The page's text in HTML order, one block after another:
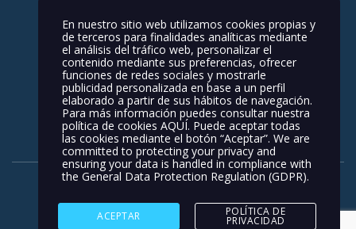
Contacto Nuestros Servicios
Noticias
Política de privacidad
Política de Calidad y Medio Ambiente
Política de Cookies
Aviso Legal
En nuestro sitio web utilizamos cookies propias y
de terceros para finalidades analíticas mediante
el análisis del tráfico web, personalizar el
contenido mediante sus preferencias, ofrecer
funciones de redes sociales y mostrarle
publicidad personalizada en base a un perfil
elaborado a partir de sus hábitos de navegación.
Para más información puedes consultar nuestra
política de cookies AQUÍ. Puede aceptar todas
las cookies mediante el botón “Aceptar”. We are
committed to protecting your privacy and
ensuring your data is handled in compliance with
the General Data Protection Regulation (GDPR).
ACEPTAR POLÍTICA DE
PRIVACIDAD